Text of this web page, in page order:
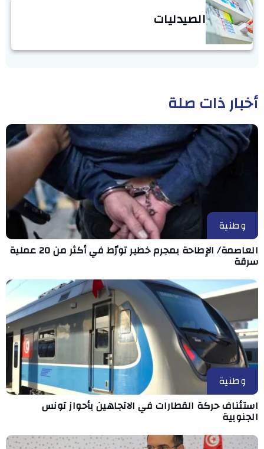
الصيدليات
أخبار ذات صلة
وطنية
العاصمة/ الإطاحة بمجرم خطير تورّط في أكثر من 20 عملية
سرقة
وطنية
استئناف حركة القطارات في الاتجاهين بأحواز تونس
الجنوبية